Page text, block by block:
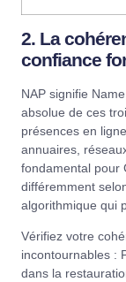
2. La
confiance
NAP signifie
absolue de ces
présences en
annuaires,
fondamental pour
différemment
algorithmique qui
Vérifiez votre
incontournables :
dans la